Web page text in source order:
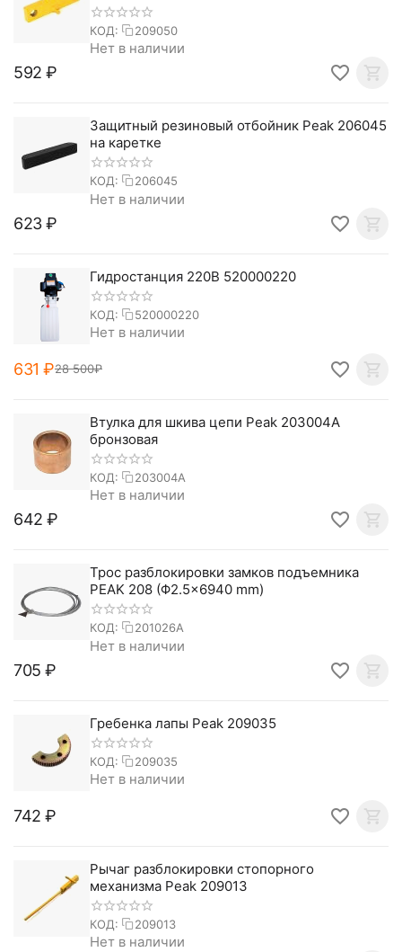
КОД: 209050
Нет в наличии
‍592‍ ₽
Защитный резиновый отбойник Peak 206045
на каретке
КОД: 206045
Нет в наличии
‍623‍₽
Гидростанция 220В 520000220
КОД: 520000220
Нет в наличии
‍631‍ ₽28 500₽
Втулка для шкива цепи Peak 203004A
бронзовая
КОД: 203004A
Нет в наличии
‍642‍ ₽
Трос разблокировки замков подъемника
PEAK 208 (Φ2.5×6940 mm)
КОД: 201026A
Нет в наличии
‍705‍ ₽
Гребенка лапы Peak 209035
КОД: 209035
Нет в наличии
‍742‍ ₽
Рычаг разблокировки стопорного
механизма Peak 209013
КОД: 209013
Нет в наличии